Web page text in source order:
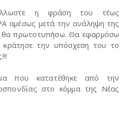
η φράση του τέως
αμέσως μετά την ανάληψη της
θα πρωτοτυπήσω. Θα εφαρμόσω
την υπόσχεση του το
που κατατέθηκε από την
στο κόμμα της Νέας